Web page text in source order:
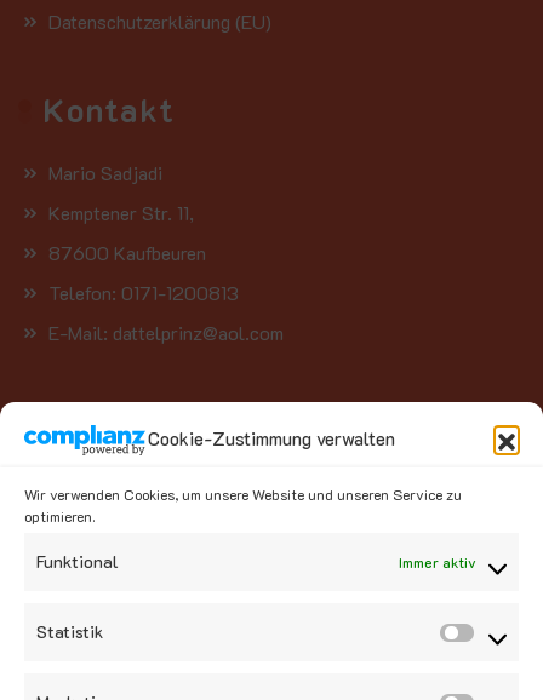
Cookie-Zustimmung verwalten
Wir verwenden Cookies, um unsere Website und unseren Service zu
optimieren.
Funktional Immer aktiv
Statistik
Datenschutzerklärung (EU)
Kontakt
Mario Sadjadi
Kemptener Str. 11,
87600 Kaufbeuren
Telefon: 0171-1200813
E-Mail: dattelprinz@aol.com
Kategorien
Kategorie auswählen
Social Media